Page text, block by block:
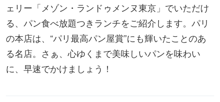
ェリー「メゾン・ランドゥメンヌ東京」でいただけ
る、パン食べ放題つきランチをご紹介します。パリ
の本店は、“パリ最高パン屋賞”にも輝いたことのあ
る名店。さぁ、心ゆくまで美味しいパンを味わい
に、早速でかけましょう！